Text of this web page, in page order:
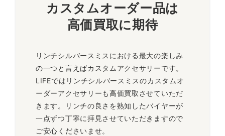
カスタムオーダー品は
高価買取に期待
リンチシルバースミスにおける最大の楽しみ
の一つと言えばカスタムアクセサリーです。
LIFEではリンチシルバースミスのカスタムオ
ーダーアクセサリーも高価買取させていただ
きます。リンチの良さを熟知したバイヤーが
一点ずつ丁寧に拝見させていただきますので
ご安心くださいませ。